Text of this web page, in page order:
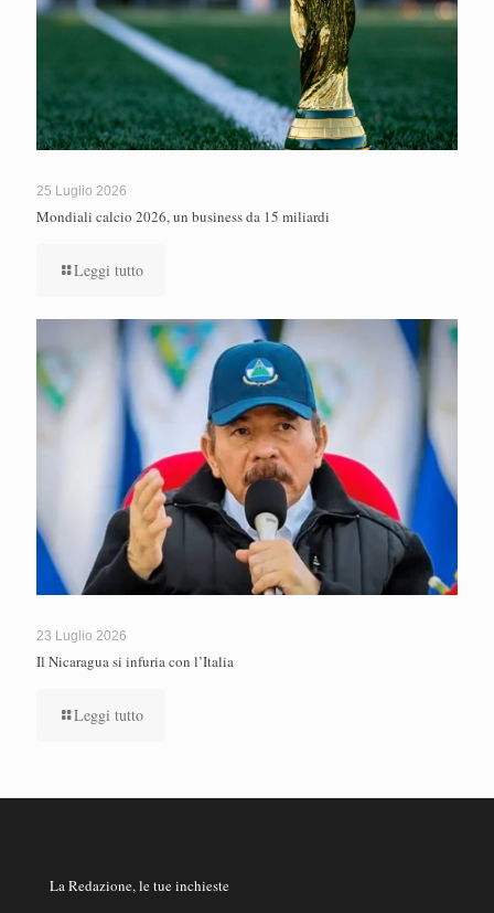
25 Luglio 2026
Mondiali calcio 2026, un business da 15 miliardi
Leggi tutto
23 Luglio 2026
Il Nicaragua si infuria con l’Italia
Leggi tutto
La Redazione, le tue inchieste